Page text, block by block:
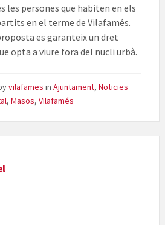
les persones que habiten en els
en el terme de Vilafamés.
es garanteix un dret
opta a viure fora del nucli urbà.
vilafames in Ajuntament, Noticies
, Masos, Vilafamés